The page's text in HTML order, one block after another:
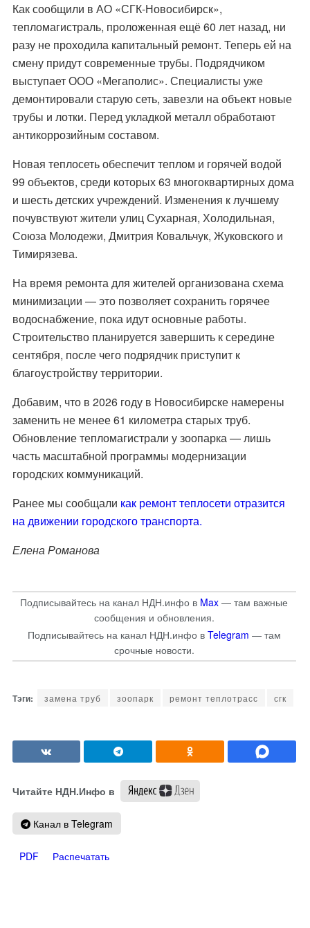
Как сообщили в АО «СГК-Новосибирск»,
тепломагистраль, проложенная ещё 60 лет назад, ни
разу не проходила капитальный ремонт. Теперь ей на
смену придут современные трубы. Подрядчиком
выступает ООО «Мегаполис». Специалисты уже
демонтировали старую сеть, завезли на объект новые
трубы и лотки. Перед укладкой металл обработают
антикоррозийным составом.
Новая теплосеть обеспечит теплом и горячей водой
99 объектов, среди которых 63 многоквартирных дома
и шесть детских учреждений. Изменения к лучшему
почувствуют жители улиц Сухарная, Холодильная,
Союза Молодежи, Дмитрия Ковальчук, Жуковского и
Тимирязева.
На время ремонта для жителей организована схема
минимизации — это позволяет сохранить горячее
водоснабжение, пока идут основные работы.
Строительство планируется завершить к середине
сентября, после чего подрядчик приступит к
благоустройству территории.
Добавим, что в 2026 году в Новосибирске намерены
заменить не менее 61 километра старых труб.
Обновление тепломагистрали у зоопарка — лишь
часть масштабной программы модернизации
городских коммуникаций.
Ранее мы сообщали как ремонт теплосети отразится
на движении городского транспорта.
Елена Романова
Подписывайтесь на канал НДН.инфо в Max — там важные
сообщения и обновления.
Подписывайтесь на канал НДН.инфо в Telegram — там
срочные новости.
замена труб зоопарк ремонт теплотрасс сгк
Читайте НДН.Инфо в
Канал в Telegram
PDF Распечатать